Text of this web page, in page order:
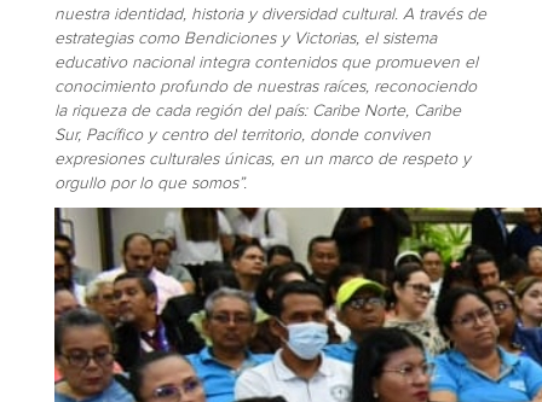
nuestra identidad, historia y diversidad cultural. A través de
estrategias como Bendiciones y Victorias, el sistema
educativo nacional integra contenidos que promueven el
conocimiento profundo de nuestras raíces, reconociendo
la riqueza de cada región del país: Caribe Norte, Caribe
Sur, Pacífico y centro del territorio, donde conviven
expresiones culturales únicas, en un marco de respeto y
orgullo por lo que somos”.